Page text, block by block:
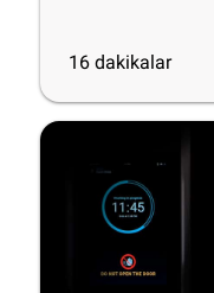
16 dakikalar